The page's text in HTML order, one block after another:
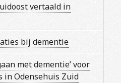
vertaald in
bij dementie
met dementie’ voor
in Odensehuis Zuid